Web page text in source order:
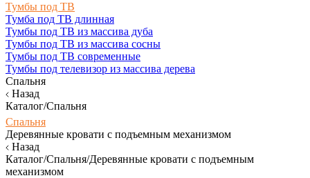
Тумбы под ТВ
Тумба под ТВ длинная
Тумбы под ТВ из массива дуба
Тумбы под ТВ из массива сосны
Тумбы под ТВ современные
Тумбы под телевизор из массива дерева
Спальня
Назад
Каталог/Спальня
Спальня
Деревянные кровати с подъемным механизмом
Назад
Каталог/Спальня/Деревянные кровати с подъемным
механизмом